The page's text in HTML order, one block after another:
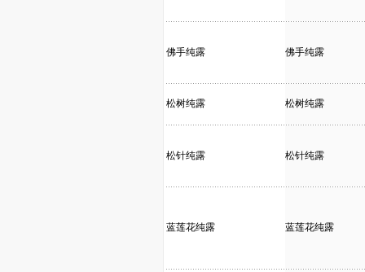
佛手纯露 佛手纯露
松树纯露 松树纯露
松针纯露 松针纯露
蓝莲花纯露 蓝莲花纯露